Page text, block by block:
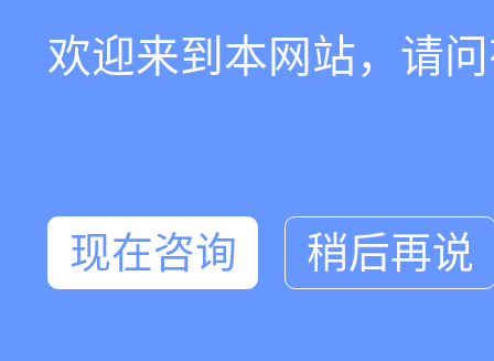
欢迎来到本网站，请
现在咨询 稍后再说